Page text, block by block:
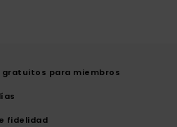
gratuitos para miembros
fidelidad